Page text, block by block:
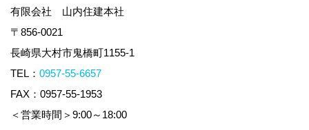
有限会社 山内住建本社
〒856-0021
長崎県大村市鬼橋町1155-1
TEL： 0957-55-6657
FAX：0957-55-1953
＜営業時間＞9:00～18:00